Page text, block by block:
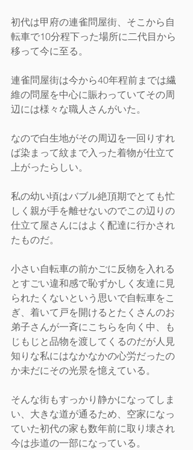
初代は甲府の連雀問屋街、そこから自
転車で10分程下った場所に二代目から
移って今に至る。
連雀問屋街は今から40年程前までは繊
維の問屋を中心に賑わっていてその周
辺には様々な職人さんがいた。
なので白生地がその周辺を一回りすれ
ば染まって紋まで入った着物が仕立て
上がったらしい。
私の幼い頃はバブル絶頂期でとても忙
しく親が手を離せないのでこの辺りの
仕立て屋さんにはよく配達に行かされ
たものだ。
小さい自転車の前かごに反物を入れる
とすごい違和感で恥ずかしく友達に見
られたくないという思いで自転車をこ
ぎ、着いて戸を開けるとたくさんのお
弟子さんが一斉にこちらを向く中、も
じもじと品物を渡してくるのだが人見
知りな私にはなかなかの心労だったの
か未だにその光景を憶えている。
そんな街もすっかり静かになってしま
い、大きな道が通るため、空家になっ
ていた初代の家も数年前に取り壊され
今は歩道の一部になっている。